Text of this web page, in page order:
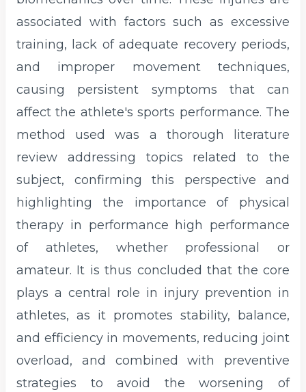
associated with factors such as excessive
training, lack of adequate recovery periods,
and improper movement techniques,
causing persistent symptoms that can
affect the athlete's sports performance. The
method used was a thorough literature
review addressing topics related to the
subject, confirming this perspective and
highlighting the importance of physical
therapy in performance high performance
of athletes, whether professional or
amateur. It is thus concluded that the core
plays a central role in injury prevention in
athletes, as it promotes stability, balance,
and efficiency in movements, reducing joint
overload, and combined with preventive
strategies to avoid the worsening of